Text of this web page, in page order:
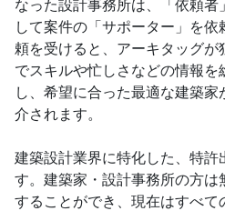
なった設計事務所は、「依頼
して案件の「サポーター」を
頼を受けると、アーキタッグが
でスキルや忙しさなどの情報
し、希望に合った最適な建築
介されます。
建築設計業界に特化した、特
す。建築家・設計事務所の方
することができ、現在はすべて